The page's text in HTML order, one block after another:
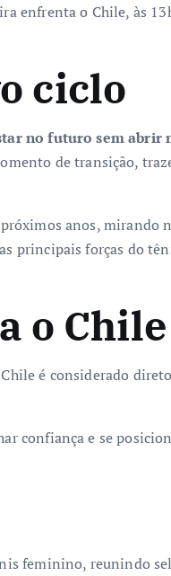
enfrenta o Chile, às
ciclo
no futuro sem abrir
de transição,
anos, mirando
principais forças do
o Chile
é considerado
confiança e se
feminino, reunindo